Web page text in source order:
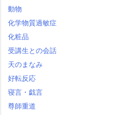
動物
化学物質過敏症
化粧品
受講生との会話
天のまなみ
好転反応
寝言・戯言
尊師重道